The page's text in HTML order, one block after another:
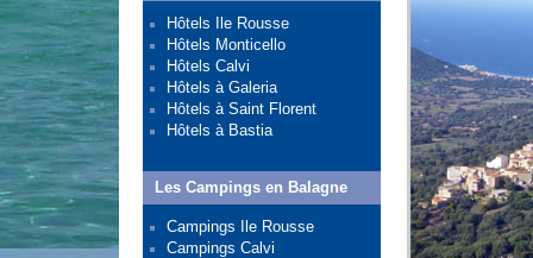
Hôtels Ile Rousse
Hôtels Monticello
Hôtels Calvi
Hôtels à Galeria
Hôtels à Saint Florent
Hôtels à Bastia
Les Campings en Balagne
Campings Ile Rousse
Campings Calvi